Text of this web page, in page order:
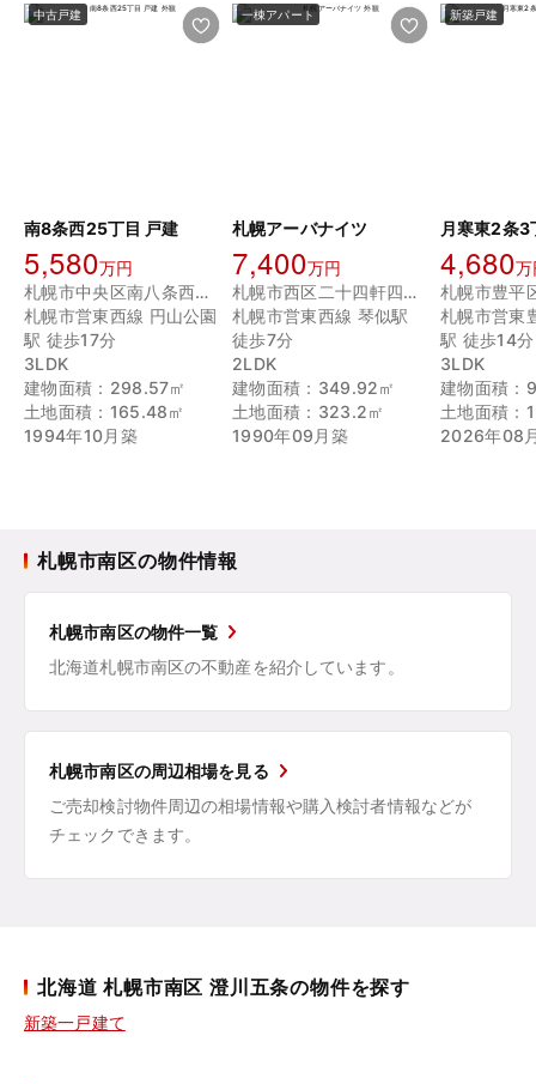
中古戸建
南8条西25丁目 戸建
5,580万円
札幌市中央区南八条西２５丁目
札幌市営東西線 円山公園
駅 徒歩17分
3LDK
建物面積：298.57㎡
土地面積：165.48㎡
1994年10月築
一棟アパート
札幌アーバナイツ
7,400万円
札幌市西区二十四軒四条２丁目
札幌市営東西線 琴似駅
徒歩7分
2LDK
建物面積：349.92㎡
土地面積：323.2㎡
1990年09月築
新築戸建
月寒東2条3
4,680万
札幌市営東
駅 徒歩14分
3LDK
建物面積：
土地面積：
2026年08
札幌市南区の物件情報
札幌市南区の物件一覧
北海道札幌市南区の不動産を紹介しています。
札幌市南区の周辺相場を見る
ご売却検討物件周辺の相場情報や購入検討者情報などが
チェックできます。
北海道 札幌市南区 澄川五条の物件を探す
新築一戸建て